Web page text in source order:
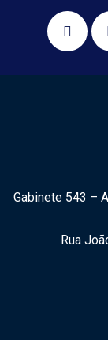
Gabinete 543 –
Rua